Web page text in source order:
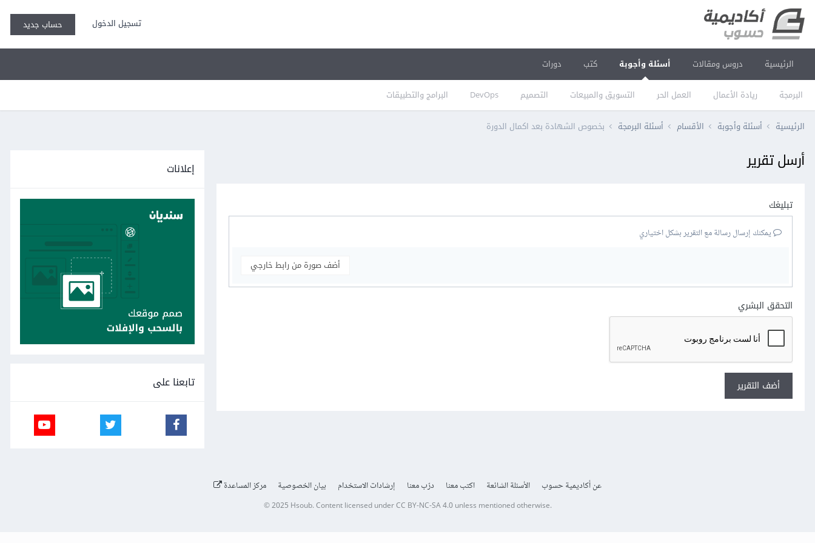
تسجيل الدخول حساب جديد
الرئيسية دروس ومقالات أسئلة وأجوبة
البرمجة ريادة الأعمال العمل الحر التسويق والمبيعات التصميم DevOps البرامج والتطبيقات
كتب دورات
الرئيسية أسئلة وأجوبة الأقسام أسئلة البرمجة بخصوص الشهادة بعد اكمال الدورة
أرسل تقرير
تبليغك
يمكنك إرسال رسالة مع التقرير بشكل اختياري
أضف صورة من رابط خارجي
التحقق البشري
أضف التقرير
إعلانات
تابعنا على
عن أكاديمية حسوب الأسئلة الشائعة اكتب معنا درّب معنا إرشادات الاستخدام بيان الخصوصية مركز المساعدة
© 2025 Hsoub.Content licensed underCC BY-NC-SA 4.0unless mentioned otherwise.